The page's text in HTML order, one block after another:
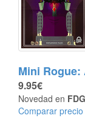
Mini
9.95€
Novedad en
Comparar precio